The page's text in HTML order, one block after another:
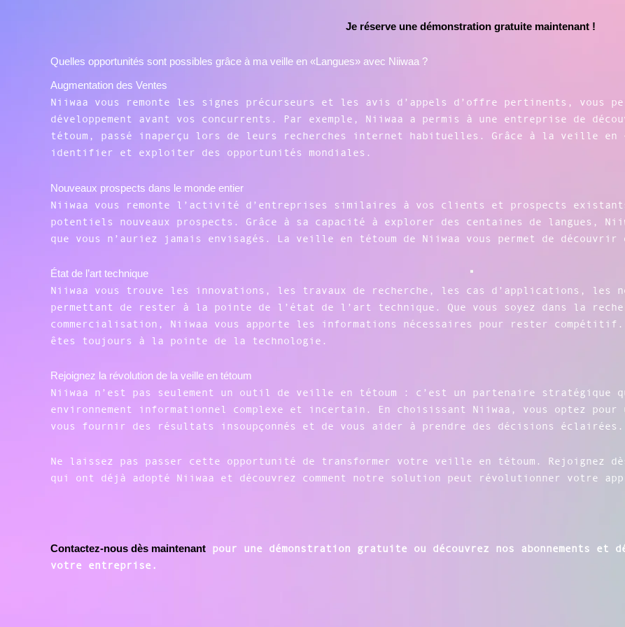
Je réserve une démonstration gratuite maintenant !
Quelles opportunités sont possibles grâce à ma veille en «Langues» avec Niiwaa ?
Augmentation des Ventes
Niiwaa vous remonte les signes précurseurs et les avis d’appels d’offre pertinents, vous
développement avant vos concurrents. Par exemple, Niiwaa a permis à une entreprise de
tétoum, passé inaperçu lors de leurs recherches internet habituelles. Grâce à la veille en
identifier et exploiter des opportunités mondiales.
Nouveaux prospects dans le monde entier
Niiwaa vous remonte l’activité d’entreprises similaires à vos clients et prospects
potentiels nouveaux prospects. Grâce à sa capacité à explorer des centaines de langues,
que vous n’auriez jamais envisagés. La veille en tétoum de Niiwaa vous permet de découvrir
État de l’art technique
Niiwaa vous trouve les innovations, les travaux de recherche, les cas d’applications, les
permettant de rester à la pointe de l’état de l’art technique. Que vous soyez dans la
commercialisation, Niiwaa vous apporte les informations nécessaires pour rester
êtes toujours à la pointe de la technologie.
Rejoignez la révolution de la veille en tétoum
Niiwaa n’est pas seulement un outil de veille en tétoum : c’est un partenaire stratégique
environnement informationnel complexe et incertain. En choisissant Niiwaa, vous optez pour
vous fournir des résultats insoupçonnés et de vous aider à prendre des décisions éclairées.
Ne laissez pas passer cette opportunité de transformer votre veille en tétoum. Rejoignez
qui ont déjà adopté Niiwaa et découvrez comment notre solution peut révolutionner votre
Contactez-nous dès maintenant pour une démonstration gratuite ou découvrez nos abonnements et
votre entreprise.